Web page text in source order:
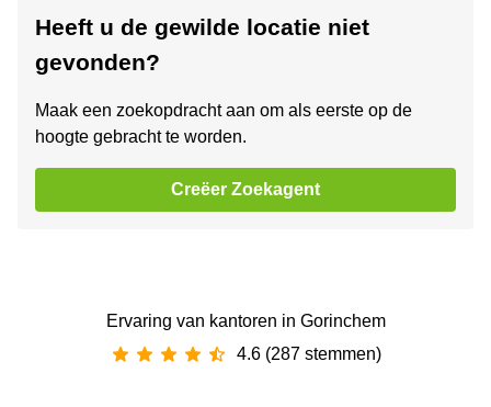
Heeft u de gewilde locatie niet
gevonden?
Maak een zoekopdracht aan om als eerste op de
hoogte gebracht te worden.
Creëer Zoekagent
Ervaring van ‪kantoren‬ in Gorinchem
4.6 (287 stemmen)